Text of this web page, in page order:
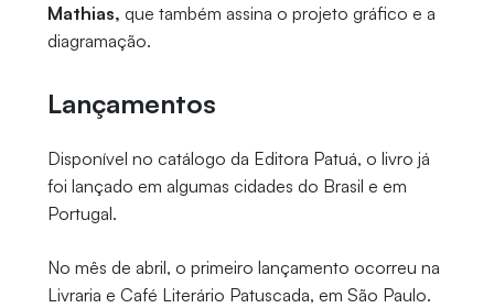
Mathias, que também assina o projeto gráfico e a
diagramação.
Lançamentos
Disponível no catálogo da Editora Patuá, o livro já
foi lançado em algumas cidades do Brasil e em
Portugal.
No mês de abril, o primeiro lançamento ocorreu na
Livraria e Café Literário Patuscada, em São Paulo.